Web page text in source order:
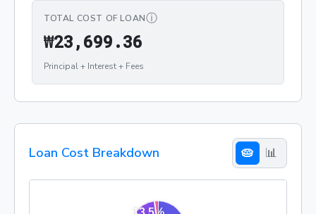
TOTAL COST OF LOANⓘ
₩23,699.36
Principal + Interest + Fees
Loan Cost Breakdown 🥧 📊